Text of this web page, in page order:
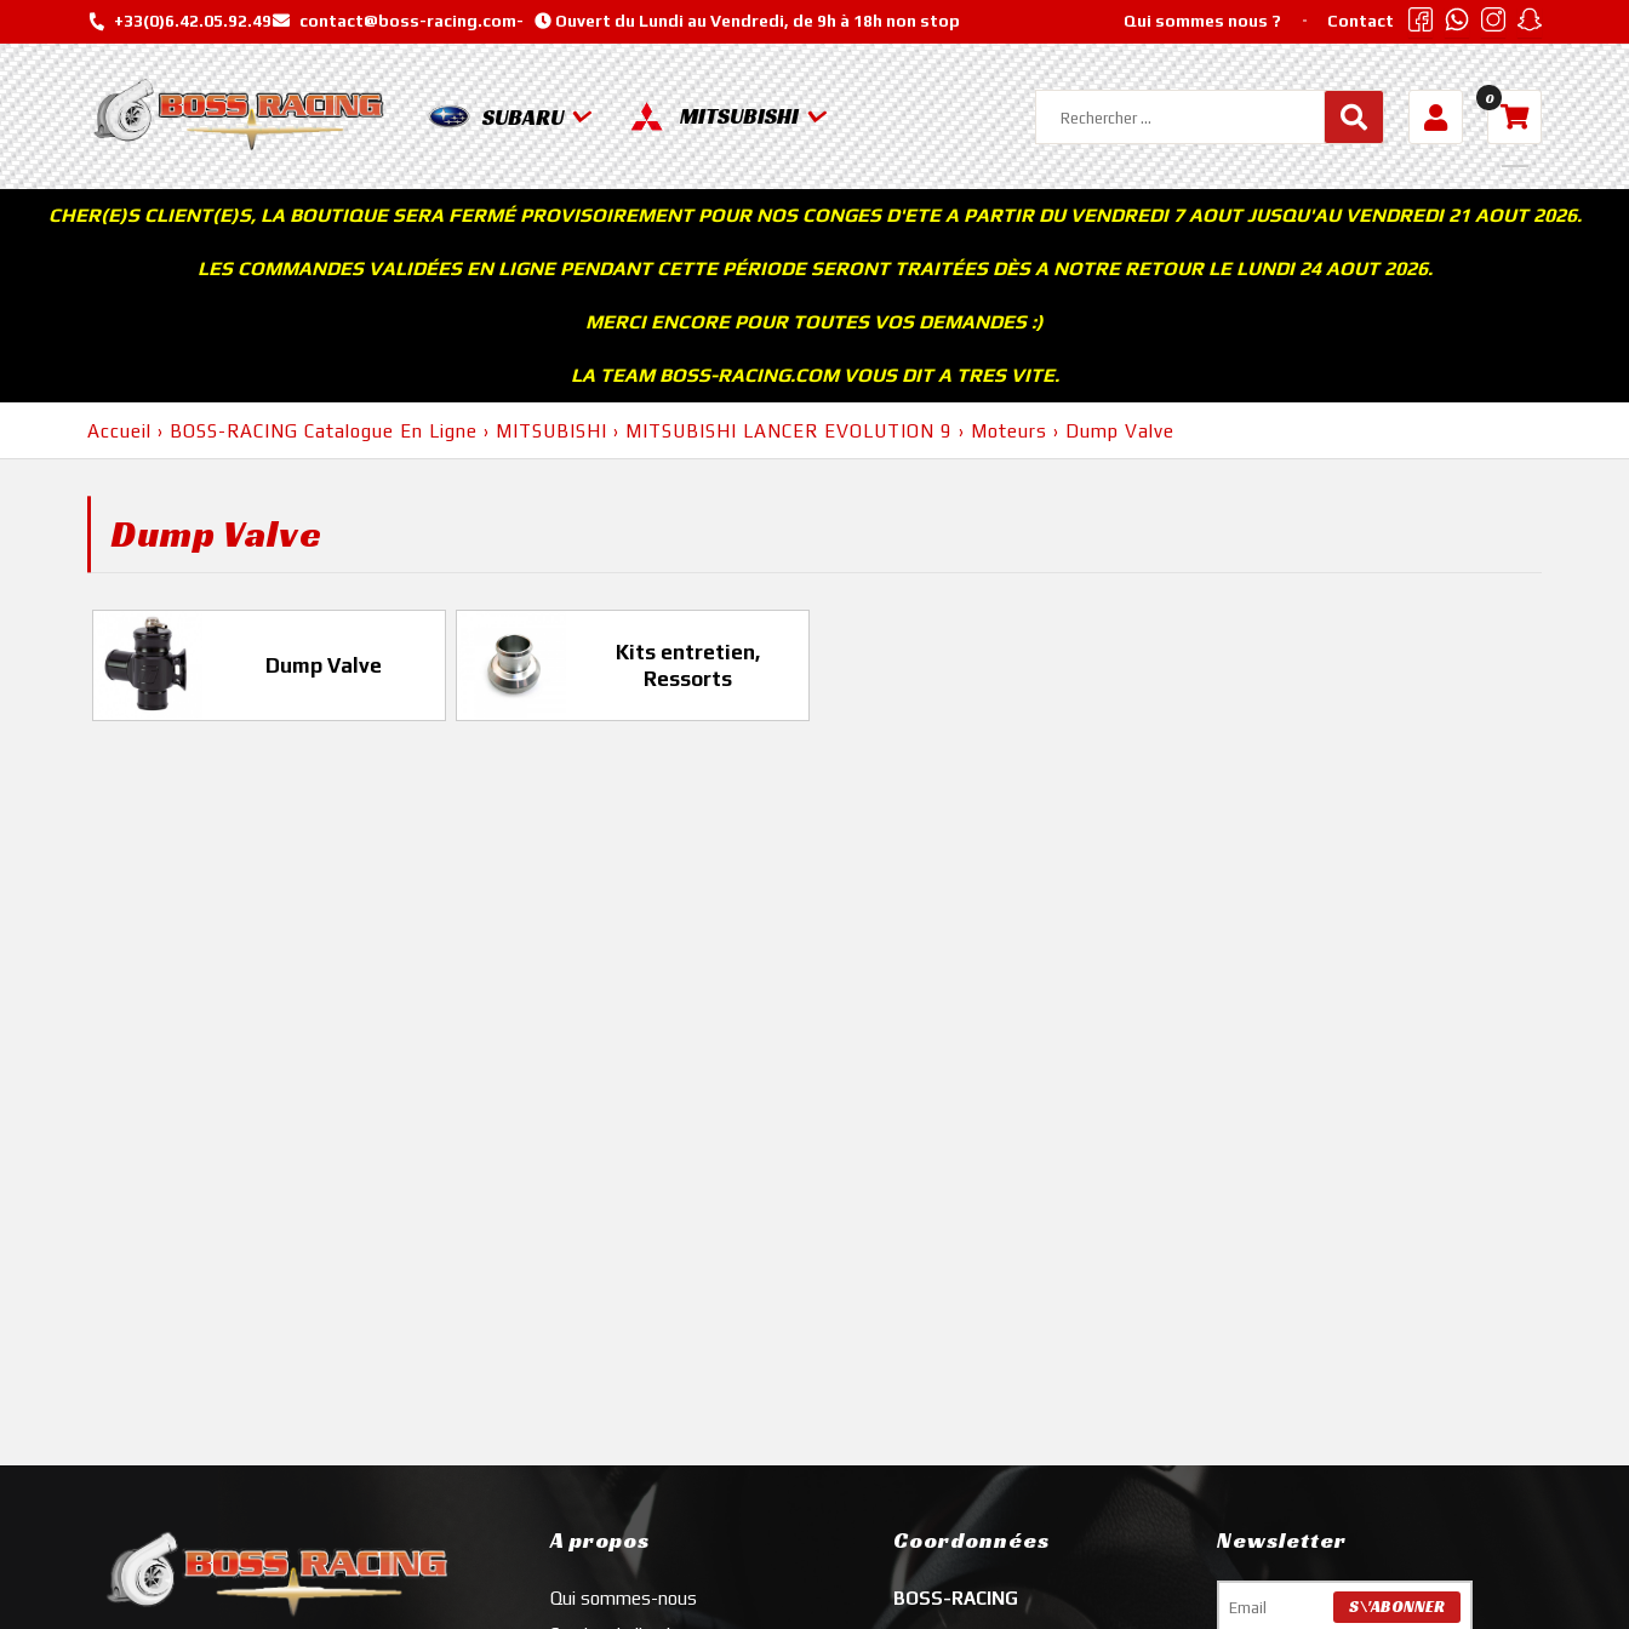
+33(0)6.42.05.92.49 contact@boss-racing.com- Ouvert du Lundi au Vendredi, de 9h à 18h non stop Qui sommes nous ? Contact
SUBARU MITSUBISHI
0
CHER(E)S CLIENT(E)S, LA BOUTIQUE SERA FERMÉ PROVISOIREMENT POUR NOS CONGES D'ETE A PARTIR DU VENDREDI 7 AOUT JUSQU'AU VENDREDI 21 AOUT 2026.
LES COMMANDES VALIDÉES EN LIGNE PENDANT CETTE PÉRIODE SERONT TRAITÉES DÈS A NOTRE RETOUR LE LUNDI 24 AOUT 2026.
MERCI ENCORE POUR TOUTES VOS DEMANDES :)
LA TEAM BOSS-RACING.COM VOUS DIT A TRES VITE.
Accueil › BOSS-RACING Catalogue En Ligne › MITSUBISHI › MITSUBISHI LANCER EVOLUTION 9 › Moteurs › Dump Valve
Dump Valve
Dump Valve
Kits entretien,
Ressorts
A propos
Qui sommes-nous
Coordonnées
BOSS-RACING
Newsletter